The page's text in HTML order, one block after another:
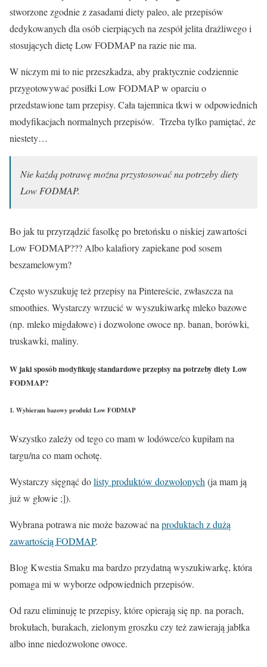
stworzone zgodnie z zasadami diety paleo, ale przepisów
dedykowanych dla osób cierpiących na zespół jelita drażliwego i
stosujących dietę Low FODMAP na razie nie ma.
W niczym mi to nie przeszkadza, aby praktycznie codziennie
przygotowywać posiłki Low FODMAP w oparciu o
przedstawione tam przepisy. Cała tajemnica tkwi w odpowiednich
modyfikacjach normalnych przepisów. Trzeba tylko pamiętać, że
niestety…
Nie każdą potrawę można przystosować na potrzeby diety
Low FODMAP.
Bo jak tu przyrządzić fasolkę po bretońsku o niskiej zawartości
Low FODMAP??? Albo kalafiory zapiekane pod sosem
beszamelowym?
Często wyszukuję też przepisy na Pintereście, zwłaszcza na
smoothies. Wystarczy wrzucić w wyszukiwarkę mleko bazowe
(np. mleko migdałowe) i dozwolone owoce np. banan, borówki,
truskawki, maliny.
W jaki sposób modyfikuję standardowe przepisy na potrzeby diety Low
FODMAP?
1. Wybieram bazowy produkt Low FODMAP
Wszystko zależy od tego co mam w lodówce/co kupiłam na
targu/na co mam ochotę.
Wystarczy sięgnąć dolisty produktów dozwolonych(ja mam ją
już w głowie ;]).
Wybrana potrawa nie może bazować naproduktach z dużą
zawartością FODMAP.
Blog Kwestia Smaku ma bardzo przydatną wyszukiwarkę, która
pomaga mi w wyborze odpowiednich przepisów.
Od razu eliminuję te przepisy, które opierają się np. na porach,
brokułach, burakach, zielonym groszku czy też zawierają jabłka
albo inne niedozwolone owoce.